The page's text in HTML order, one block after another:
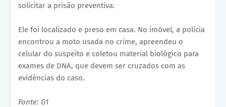
solicitar a prisão preventiva.
Ele foi localizado e preso em casa. No imóvel, a polícia
encontrou a moto usada no crime, apreendeu o
celular do suspeito e coletou material biológico para
exames de DNA, que devem ser cruzados com as
evidências do caso.
Fonte: G1